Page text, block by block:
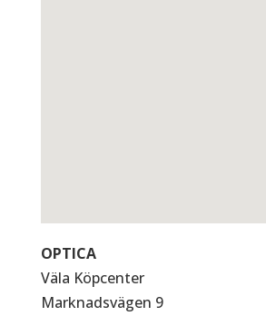
OPTICA
Väla Köpcenter
Marknadsvägen 9